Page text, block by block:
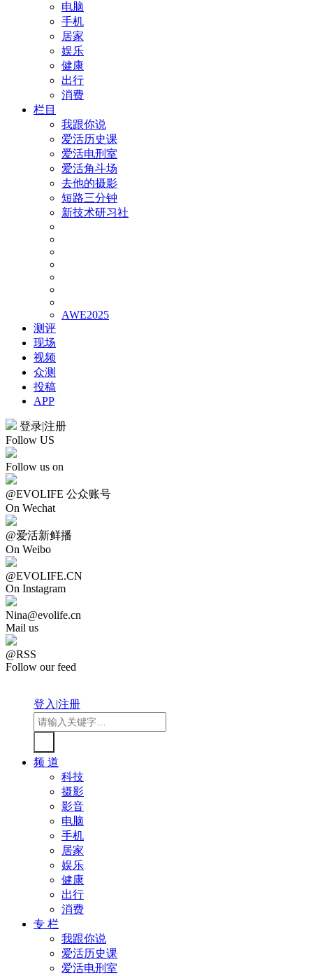
电脑
手机
居家
娱乐
健康
出行
消费
栏目
我跟你说
爱活历史课
爱活电刑室
爱活角斗场
去他的摄影
短路三分钟
新技术研习社
AWE2025
测评
现场
视频
众测
投稿
APP
登录|注册
Follow US
Follow us on
@EVOLIFE 公众账号
On Wechat
@爱活新鲜播
On Weibo
@EVOLIFE.CN
On Instagram
Nina@evolife.cn
Mail us
@RSS
Follow our feed
登入|注册
频 道
科技
摄影
影音
电脑
手机
居家
娱乐
健康
出行
消费
专 栏
我跟你说
爱活历史课
爱活电刑室